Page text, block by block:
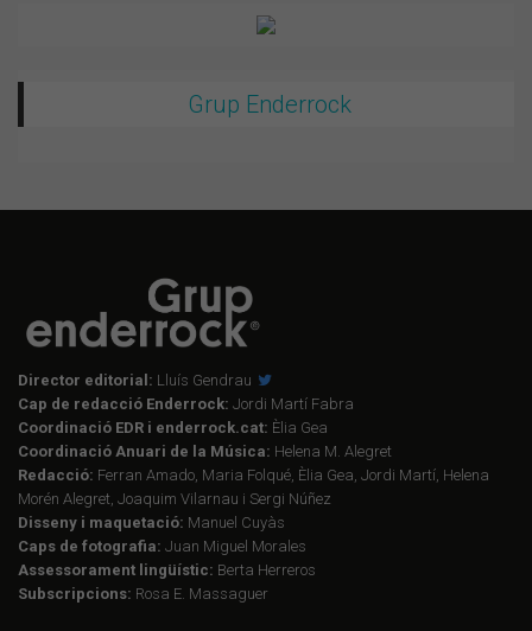
Grup Enderrock
Director editorial: Lluís Gendrau
Cap de redacció Enderrock: Jordi Martí Fabra
Coordinació EDR i enderrock.cat: Èlia Gea
Coordinació Anuari de la Música: Helena M. Alegret
Redacció: Ferran Amado, Maria Folqué, Èlia Gea, Jordi Martí, Helena
Morén Alegret, Joaquim Vilarnau i Sergi Núñez
Disseny i maquetació: Manuel Cuyàs
Caps de fotografia: Juan Miguel Morales
Assessorament lingüístic: Berta Herreros
Subscripcions: Rosa E. Massaguer